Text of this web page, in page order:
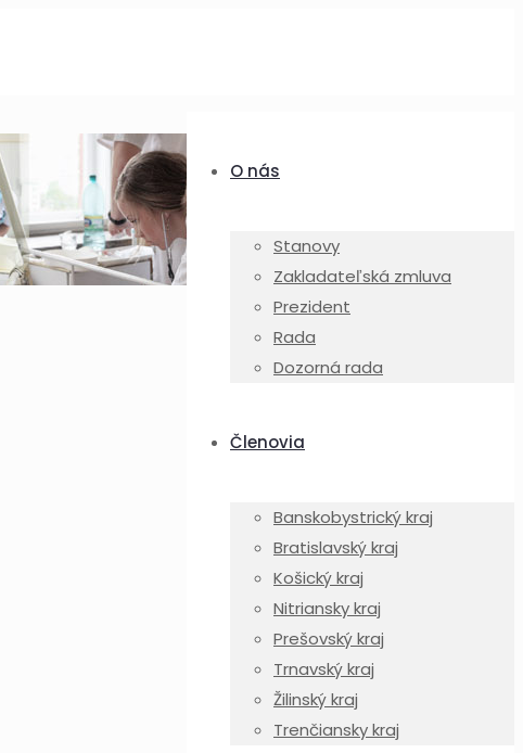
O nás
Stanovy
Zakladateľská zmluva
Prezident
Rada
Dozorná rada
Členovia
Banskobystrický kraj
Bratislavský kraj
Košický kraj
Nitriansky kraj
Prešovský kraj
Trnavský kraj
Žilinský kraj
Trenčiansky kraj